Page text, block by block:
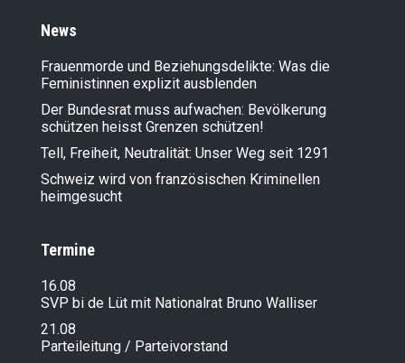
News
Frauenmorde und Beziehungsdelikte: Was die
Feministinnen explizit ausblenden
Der Bundesrat muss aufwachen: Bevölkerung
schützen heisst Grenzen schützen!
Tell, Freiheit, Neutralität: Unser Weg seit 1291
Schweiz wird von französischen Kriminellen
heimgesucht
Termine
16.08
SVP bi de Lüt mit Nationalrat Bruno Walliser
21.08
Parteileitung / Parteivorstand